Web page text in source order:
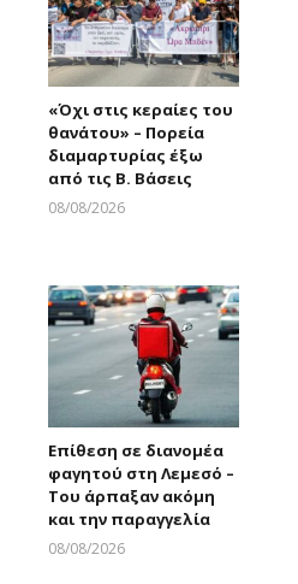
«Όχι στις κεραίες του
θανάτου» – Πορεία
διαμαρτυρίας έξω
από τις Β. Βάσεις
08/08/2026
Επίθεση σε διανομέα
φαγητού στη Λεμεσό –
Του άρπαξαν ακόμη
και την παραγγελία
08/08/2026